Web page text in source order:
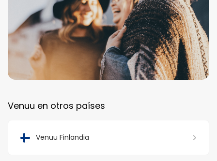
Venuu en otros países
Venuu Finlandia